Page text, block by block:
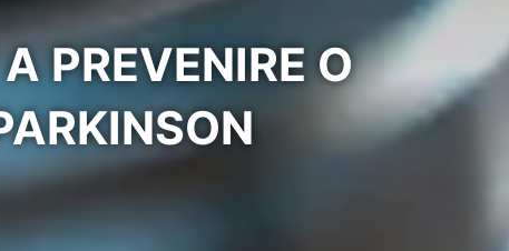
PREVENIRE O